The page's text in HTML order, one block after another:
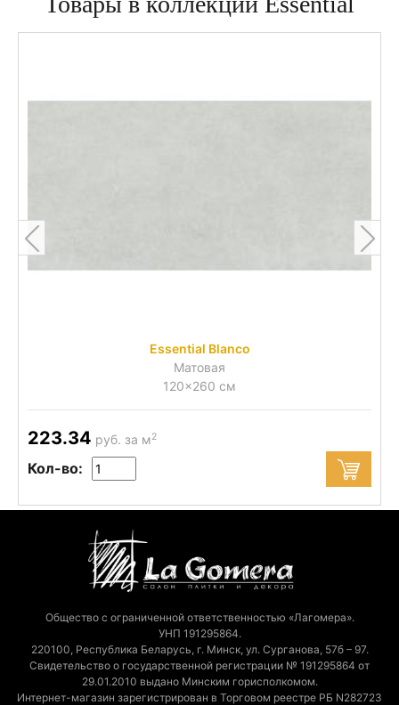
Essential Blanco
Матовая
120x260 см
223.34 руб. за м2
Кол-во:
Общество с ограниченной ответственностью «Лагомера».
УНП 191295864.
220100, Республика Беларусь, г. Минск, ул. Сурганова, 57б – 97.
Свидетельство о государственной регистрации № 191295864 от
29.01.2010 выдано Минским горисполкомом.
Интернет-магазин зарегистрирован в Торговом реестре РБ N282723